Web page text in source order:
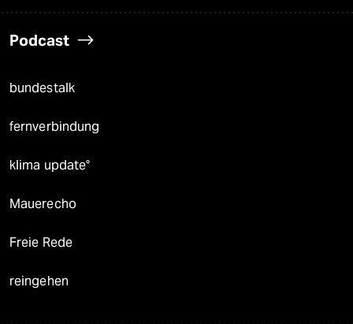
Podcast
bundestalk
fernverbindung
klima update°
Mauerecho
Freie Rede
reingehen